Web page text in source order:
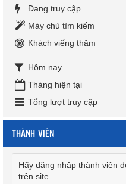
Đang truy cập
Máy chủ tìm kiếm
Khách viếng thăm
Hôm nay
Tháng hiện tại
Tổng lượt truy cập
THÀNH VIÊN
Hãy đăng nhập thành viên
trên site